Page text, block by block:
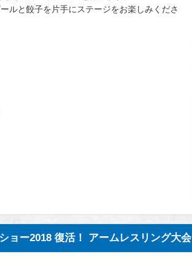
ルと餃子を片手にステージをお楽しみくださ
ョー2018 復活！ アームレスリング大会